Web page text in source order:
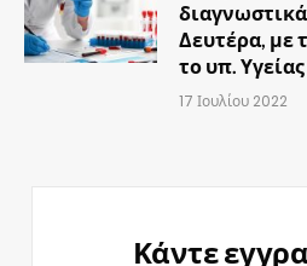
Δευτέρα, με
το υπ. Υγείας
17 Ιουλίου 2022
Κάντε